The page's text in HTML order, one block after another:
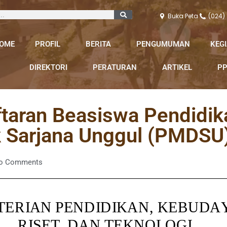
Buka Peta (024)
PROFIL BERITA PENGUMUMAN
DIREKTORI PERATURAN ARTIKEL
Beasiswa
Unggul
Comments